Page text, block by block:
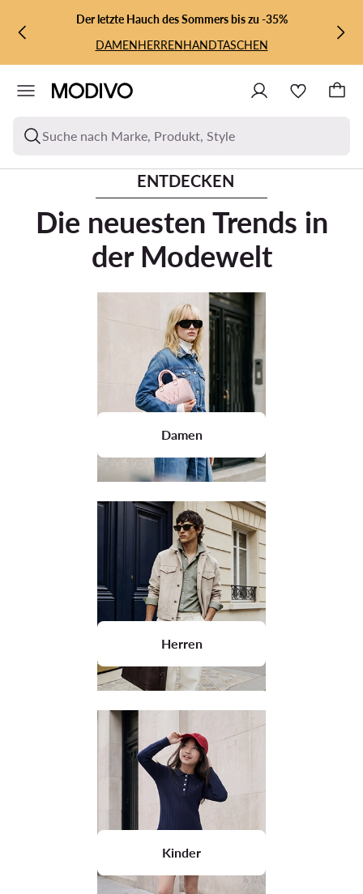
ZUM HAUPTINHALT SPRINGEN
ZUR SUCHEDer letzte Hauch des Sommers bis zu -35%
DAMENHERRENHANDTASCHEN
Suche nach Marke, Produkt, Style
ENTDECKEN
Die neuesten Trends in
der Modewelt
Damen
Herren
Kinder